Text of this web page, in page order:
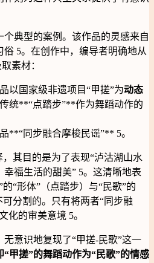
典型的案例。该作品的灵感来自
5。在创作中，编导者明确地从
素材：
以国家级非遗项目“甲搓”为动态
统**“点踏步”**作为舞蹈动作的
**“同步融合摩梭民谣”** 5。
其目的是为了表现“泸沽湖山水
福生活的甜美” 5。这清晰地表
“形体”（点踏步）与“民歌”的
分割的。只有将两者“同步融
化的审美意境 5。
无意识地复现了“甲搓-民歌”这一
“甲搓”的舞蹈动作为“民歌”的情感